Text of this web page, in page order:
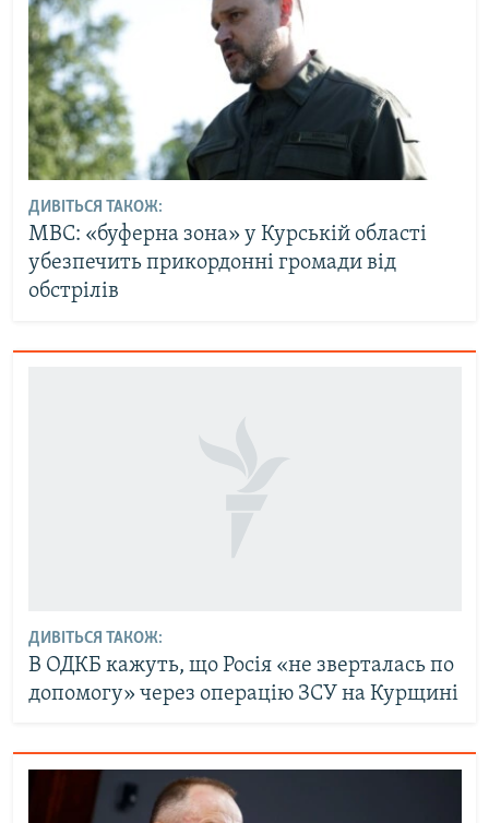
ДИВІТЬСЯ ТАКОЖ:
МВС: «буферна зона» у Курській області
убезпечить прикордонні громади від
обстрілів
ДИВІТЬСЯ ТАКОЖ:
В ОДКБ кажуть, що Росія «не зверталась по
допомогу» через операцію ЗСУ на Курщині